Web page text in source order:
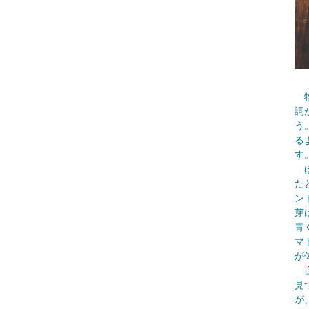
詞
う
る
す
た
ン
芽
青
マ
が
見
が